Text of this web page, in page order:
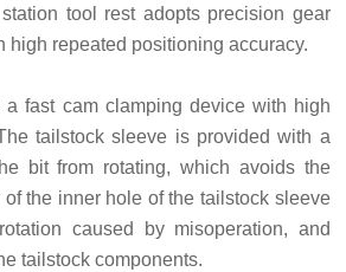
tool rest adopts precision gear
high repeated positioning accuracy.
fast cam clamping device with high
tailstock sleeve is provided with a
bit from rotating, which avoids the
the inner hole of the tailstock sleeve
caused by misoperation, and
tailstock components.